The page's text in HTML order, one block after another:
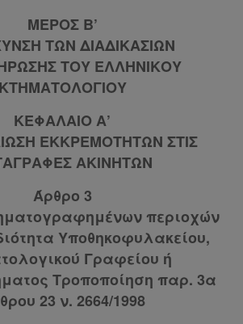
ΜΕΡΟΣ Β’
ΤΩΝ ΔΙΑΔΙΚΑΣΙΩΝ
ΤΟΥ ΕΛΛΗΝΙΚΟΥ
ΚΤΗΜΑΤΟΛΟΓΙΟΥ
ΚΕΦΑΛΑΙΟ Α’
ΕΚΚΡΕΜΟΤΗΤΩΝ ΣΤΙΣ
ΑΚΙΝΗΤΩΝ
Άρθρο 3
περιοχών
Υποθηκοφυλακείου,
Γραφείου ή
Τροποποίηση παρ. 3α
23 ν. 2664/1998